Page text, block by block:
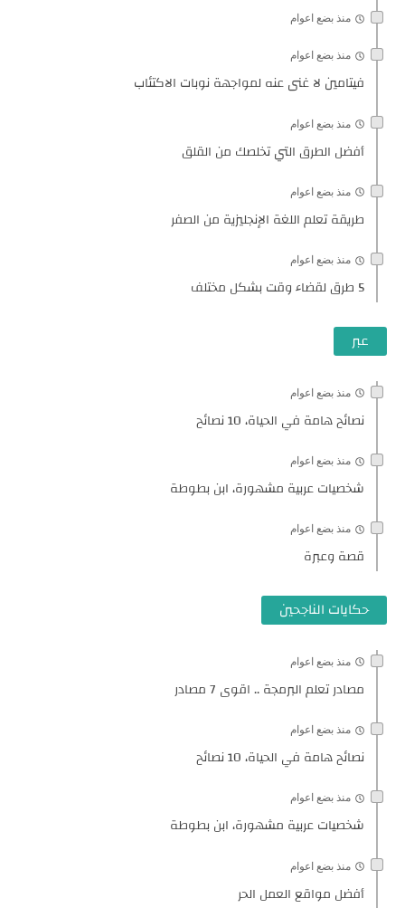
منذ بضع اعوام
منذ بضع اعوام
فيتامين لا غنى عنه لمواجهة نوبات الاكتئاب
منذ بضع اعوام
أفضل الطرق التي تخلصك من القلق
منذ بضع اعوام
طريقة تعلم اللغة الإنجليزية من الصفر
منذ بضع اعوام
5 طرق لقضاء وقت بشكل مختلف
عبر
منذ بضع اعوام
نصائح هامة في الحياة، 10 نصائح
منذ بضع اعوام
شخصيات عربية مشهورة، ابن بطوطة
منذ بضع اعوام
قصة وعبرة
حكايات الناجحين
منذ بضع اعوام
مصادر تعلم البرمجة .. اقوى 7 مصادر
منذ بضع اعوام
نصائح هامة في الحياة، 10 نصائح
منذ بضع اعوام
شخصيات عربية مشهورة، ابن بطوطة
منذ بضع اعوام
أفضل مواقع العمل الحر